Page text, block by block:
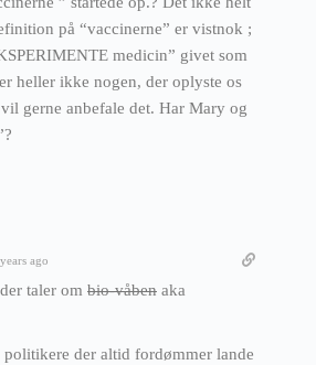
på “vaccinerne” er vistnok ;
medicin” givet som
heller ikke nogen, der oplyste os
gerne anbefale det. Har Mary og
ago
taler om bio-våben aka
der altid fordømmer lande